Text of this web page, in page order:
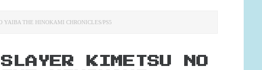
YAIBA THE HINOKAMI CHRONICLES/PS5
SLAYER KIMETSU NO